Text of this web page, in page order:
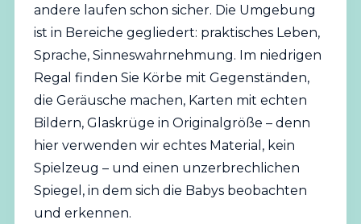
andere laufen schon sicher. Die Umgebung
ist in Bereiche gegliedert: praktisches Leben,
Sprache, Sinneswahrnehmung. Im niedrigen
Regal finden Sie Körbe mit Gegenständen,
die Geräusche machen, Karten mit echten
Bildern, Glaskrüge in Originalgröße – denn
hier verwenden wir echtes Material, kein
Spielzeug – und einen unzerbrechlichen
Spiegel, in dem sich die Babys beobachten
und erkennen.